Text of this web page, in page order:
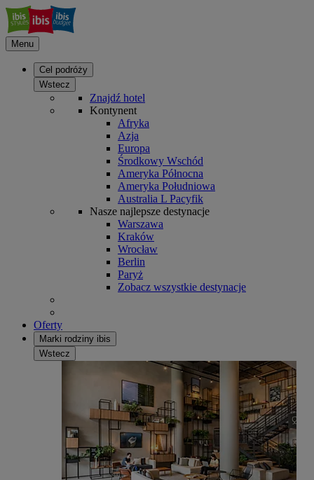
Menu
Cel podróży
Wstecz
Znajdź hotel
Kontynent
Afryka
Azja
Europa
Środkowy Wschód
Ameryka Północna
Ameryka Południowa
Australia L Pacyfik
Nasze najlepsze destynacje
Warszawa
Kraków
Wrocław
Berlin
Paryż
Zobacz wszystkie destynacje
Oferty
Marki rodziny ibis
Wstecz